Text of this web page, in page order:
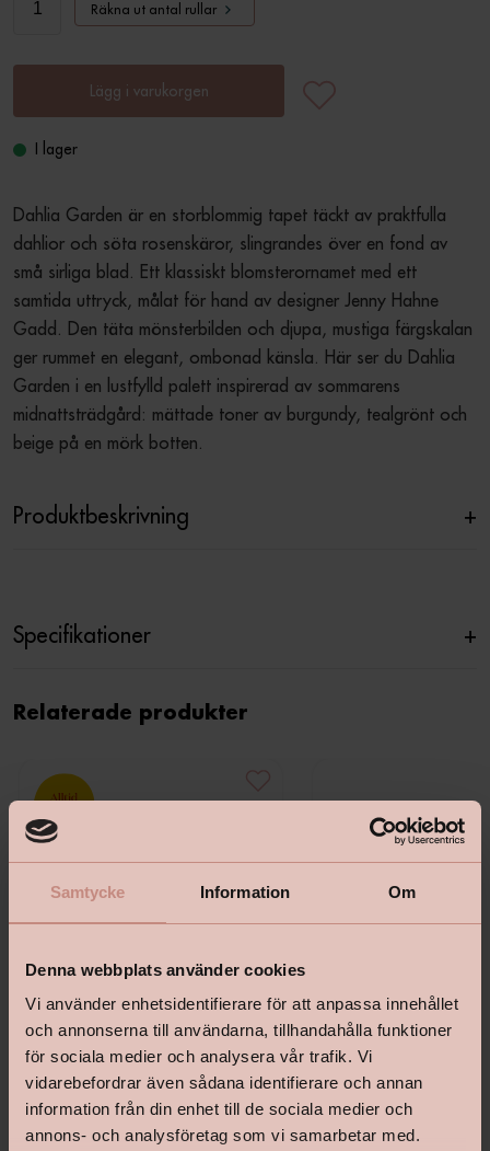
Samtycke Information Om
Denna webbplats använder cookies
Vi använder enhetsidentifierare för att anpassa innehållet
och annonserna till användarna, tillhandahålla funktioner
för sociala medier och analysera vår trafik. Vi
vidarebefordrar även sådana identifierare och annan
information från din enhet till de sociala medier och
annons- och analysföretag som vi samarbetar med.
Räkna ut antal rullar
Lägg i varukorgen
I lager
Dahlia Garden är en storblommig tapet täckt av praktfulla
dahlior och söta rosenskäror, slingrandes över en fond av
små sirliga blad. Ett klassiskt blomsterornamet med ett
samtida uttryck, målat för hand av designer Jenny Hahne
Gadd. Den täta mönsterbilden och djupa, mustiga färgskalan
ger rummet en elegant, ombonad känsla. Här ser du Dahlia
Garden i en lustfylld palett inspirerad av sommarens
midnattsträdgård: mättade toner av burgundy, tealgrönt och
beige på en mörk botten.
Produktbeskrivning +
Specifikationer +
Relaterade produkter
Bostik Hernia Non Wovenlim Tapetlinjal Masonite